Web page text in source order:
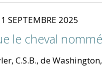
SEPTEMBRE 2025
le cheval
C.S.B., de